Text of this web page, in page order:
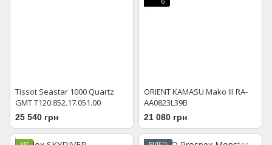
Tissot Seastar 1000 Quartz
GMT T120.852.17.051.00
25 540 грн
ORIENT KAMASU Mako III RA-
AA0823L39B
21 080 грн